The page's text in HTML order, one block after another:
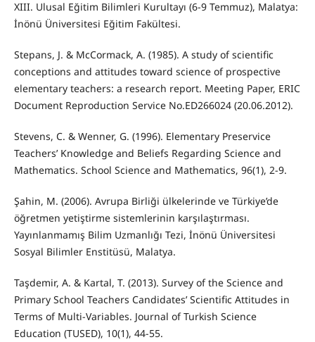
XIII. Ulusal Eğitim Bilimleri Kurultayı (6-9 Temmuz), Malatya:
İnönü Üniversitesi Eğitim Fakültesi.
Stepans, J. & McCormack, A. (1985). A study of scientific
conceptions and attitudes toward science of prospective
elementary teachers: a research report. Meeting Paper, ERIC
Document Reproduction Service No.ED266024 (20.06.2012).
Stevens, C. & Wenner, G. (1996). Elementary Preservice
Teachers’ Knowledge and Beliefs Regarding Science and
Mathematics. School Science and Mathematics, 96(1), 2-9.
Şahin, M. (2006). Avrupa Birliği ülkelerinde ve Türkiye’de
öğretmen yetiştirme sistemlerinin karşılaştırması.
Yayınlanmamış Bilim Uzmanlığı Tezi, İnönü Üniversitesi
Sosyal Bilimler Enstitüsü, Malatya.
Taşdemir, A. & Kartal, T. (2013). Survey of the Science and
Primary School Teachers Candidates’ Scientific Attitudes in
Terms of Multi-Variables. Journal of Turkish Science
Education (TUSED), 10(1), 44-55.